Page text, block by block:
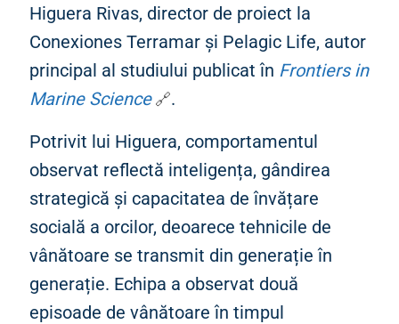
Higuera Rivas, director de proiect la
Conexiones Terramar și Pelagic Life, autor
principal al studiului publicat în Frontiers in
Marine Science
.
Potrivit lui Higuera, comportamentul
observat reflectă inteligența, gândirea
strategică și capacitatea de învățare
socială a orcilor, deoarece tehnicile de
vânătoare se transmit din generație în
generație. Echipa a observat două
episoade de vânătoare în timpul